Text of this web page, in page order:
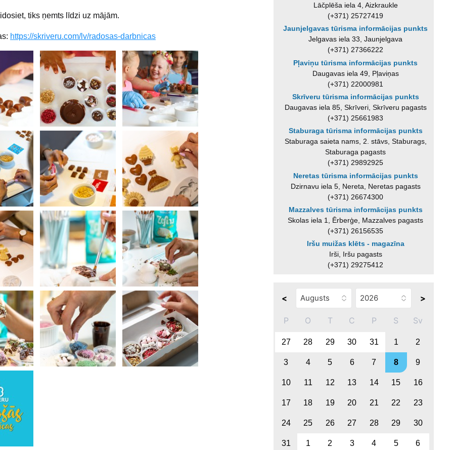
tiks ņemts līdzi uz mājām.
https://skriveru.com/lv/radosas-darbnicas
Lāčplēša iela 4, Aizkraukle
(+371) 25727419
Jaunjelgavas tūrisma informācijas punkts
Jelgavas iela 33, Jaunjelgava
(+371) 27366222
Pļaviņu tūrisma informācijas punkts
Daugavas iela 49, Pļaviņas
(+371) 22000981
Skrīveru tūrisma informācijas punkts
Daugavas iela 85, Skrīveri, Skrīveru pagasts
(+371) 25661983
Staburaga tūrisma informācijas punkts
Staburaga saieta nams, 2. stāvs, Staburags,
Staburaga pagasts
(+371) 29892925
Neretas tūrisma informācijas punkts
Dzirnavu iela 5, Nereta, Neretas pagasts
(+371) 26674300
Mazzalves tūrisma informācijas punkts
Skolas iela 1, Ērberģe, Mazzalves pagasts
(+371) 26156535
Iršu muižas klēts - magazīna
Irši, Iršu pagasts
(+371) 29275412
< >
P O T C P S Sv
27 28 29 30 31 1 2
3 4 5 6 7 8 9
10 11 12 13 14 15 16
17 18 19 20 21 22 23
24 25 26 27 28 29 30
31 1 2 3 4 5 6